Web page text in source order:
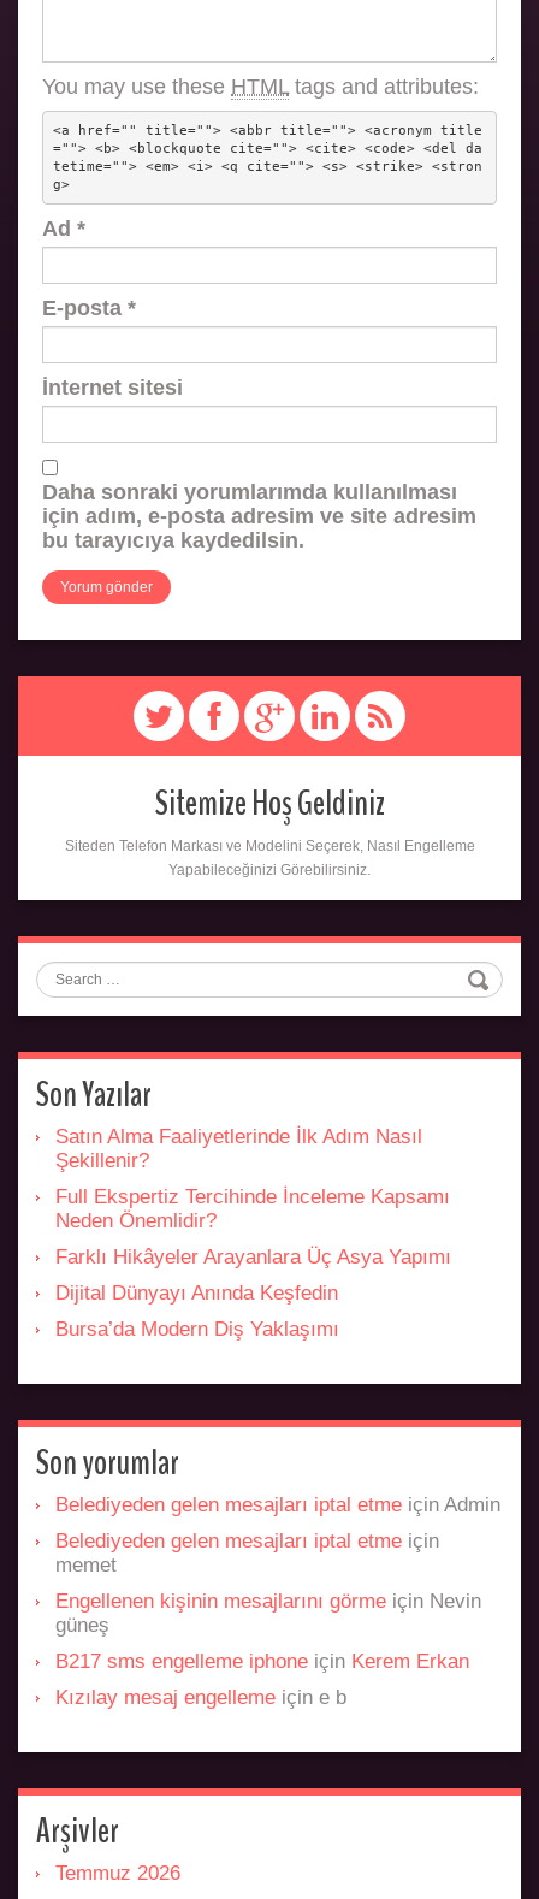
You may use these HTMLtags and attributes:
<a href="" title=""> <abbr title=""> <acronym title
=""> <b> <blockquote cite=""> <cite> <code> <del da
tetime=""> <em> <i> <q cite=""> <s> <strike> <stron
g>
Ad *
E-posta *
İnternet sitesi
Daha sonraki yorumlarımda kullanılması
için adım, e-posta adresim ve site adresim
bu tarayıcıya kaydedilsin.
Sitemize Hoş Geldiniz
Siteden Telefon Markası ve Modelini Seçerek, Nasıl Engelleme
Yapabileceğinizi Görebilirsiniz.
Search
Son Yazılar
Satın Alma Faaliyetlerinde İlk Adım Nasıl
Şekillenir?
Full Ekspertiz Tercihinde İnceleme Kapsamı
Neden Önemlidir?
Farklı Hikâyeler Arayanlara Üç Asya Yapımı
Dijital Dünyayı Anında Keşfedin
Bursa’da Modern Diş Yaklaşımı
Son yorumlar
Belediyeden gelen mesajları iptal etme için Admin
Belediyeden gelen mesajları iptal etme için
memet
Engellenen kişinin mesajlarını görme için Nevin
güneş
B217 sms engelleme iphone için Kerem Erkan
Kızılay mesaj engelleme için e b
Arşivler
Temmuz 2026